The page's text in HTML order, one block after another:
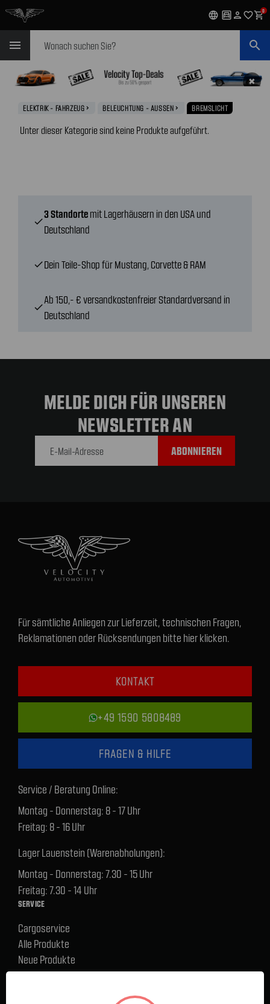
language garage person favorite_outlineshopping_cart0
menu search
✖
ELEKTRIK - FAHRZEUG navigate_next BELEUCHTUNG - AUSSEN navigate_next BREMSLICHT
Unter dieser Kategorie sind keine Produkte aufgeführt.
check
3 Standorte mit Lagerhäusern in den USA und
Deutschland
checkDein Teile-Shop für Mustang, Corvette & RAM
check
Ab 150,- € versandkostenfreier Standardversand in
Deutschland
MELDE DICH FÜR UNSEREN
NEWSLETTER AN
Für sämtliche Anliegen zur Lieferzeit, technischen Fragen,
Reklamationen oder Rücksendungen bitte hier klicken.
KONTAKT
+49 1590 5808489
FRAGEN & HILFE
Service / Beratung Online:
Montag - Donnerstag: 8 - 17 Uhr
Freitag: 8 - 16 Uhr
Lager Lauenstein (Warenabholungen):
Montag - Donnerstag: 7.30 - 15 Uhr
Freitag: 7.30 - 14 Uhr
SERVICE
Cargoservice
Alle Produkte
Neue Produkte
%Sale